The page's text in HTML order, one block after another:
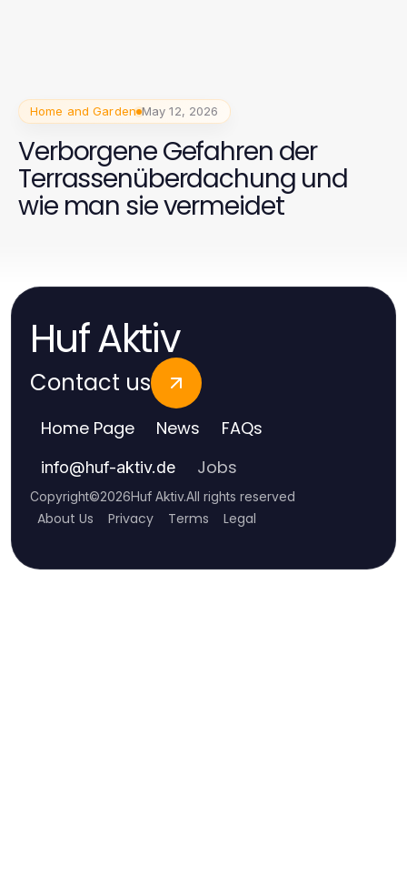
Home and Garden May 12, 2026
Verborgene Gefahren der
Terrassenüberdachung und
wie man sie vermeidet
Huf Aktiv
Contact us
Home Page News FAQs
info@huf-aktiv.de Jobs
Copyright©2026Huf Aktiv.All rights reserved
About Us Privacy Terms Legal